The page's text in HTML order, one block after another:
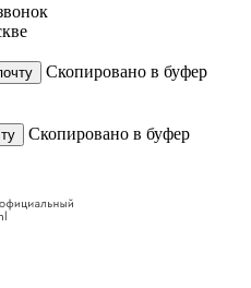
Скопировано в буфер
Скопировано в буфер